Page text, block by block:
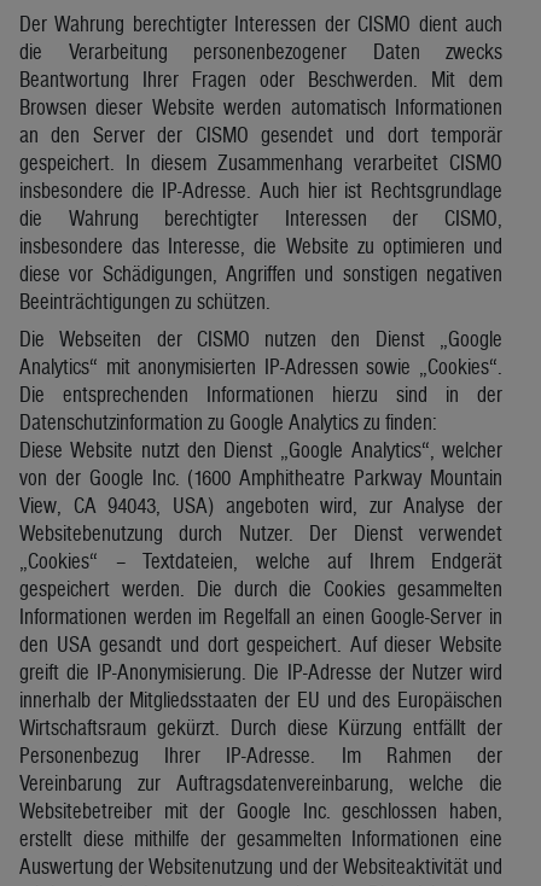
Der Wahrung berechtigter Interessen der CISMO dient auch
die Verarbeitung personenbezogener Daten zwecks
Beantwortung Ihrer Fragen oder Beschwerden. Mit dem
Browsen dieser Website werden automatisch Informationen
an den Server der CISMO gesendet und dort temporär
gespeichert. In diesem Zusammenhang verarbeitet CISMO
insbesondere die IP-Adresse. Auch hier ist Rechtsgrundlage
die Wahrung berechtigter Interessen der CISMO,
insbesondere das Interesse, die Website zu optimieren und
diese vor Schädigungen, Angriffen und sonstigen negativen
Beeinträchtigungen zu schützen.
Die Webseiten der CISMO nutzen den Dienst „Google
Analytics“ mit anonymisierten IP-Adressen sowie „Cookies“.
Die entsprechenden Informationen hierzu sind in der
Datenschutzinformation zu Google Analytics zu finden:
Diese Website nutzt den Dienst „Google Analytics“, welcher
von der Google Inc. (1600 Amphitheatre Parkway Mountain
View, CA 94043, USA) angeboten wird, zur Analyse der
Websitebenutzung durch Nutzer. Der Dienst verwendet
„Cookies“ – Textdateien, welche auf Ihrem Endgerät
gespeichert werden. Die durch die Cookies gesammelten
Informationen werden im Regelfall an einen Google-Server in
den USA gesandt und dort gespeichert. Auf dieser Website
greift die IP-Anonymisierung. Die IP-Adresse der Nutzer wird
innerhalb der Mitgliedsstaaten der EU und des Europäischen
Wirtschaftsraum gekürzt. Durch diese Kürzung entfällt der
Personenbezug Ihrer IP-Adresse. Im Rahmen der
Vereinbarung zur Auftragsdatenvereinbarung, welche die
Websitebetreiber mit der Google Inc. geschlossen haben,
erstellt diese mithilfe der gesammelten Informationen eine
Auswertung der Websitenutzung und der Websiteaktivität und